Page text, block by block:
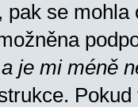
pak se
je mi méně